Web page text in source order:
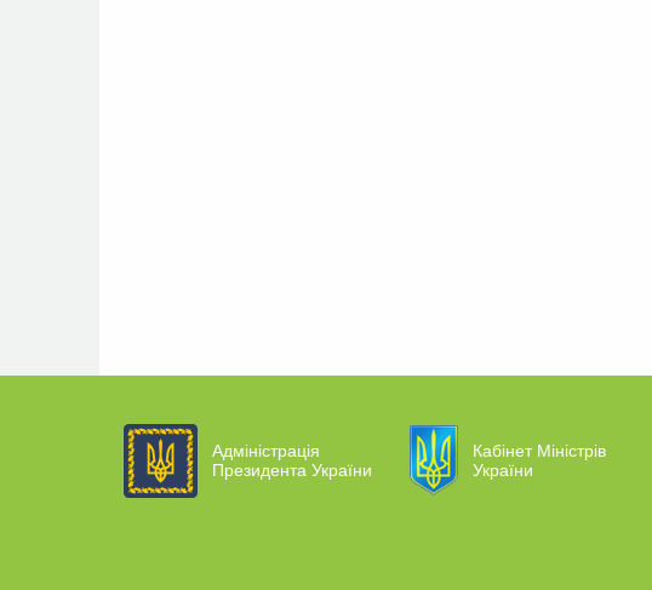
Адміністрація
Президента України
Кабінет Міністрів
України